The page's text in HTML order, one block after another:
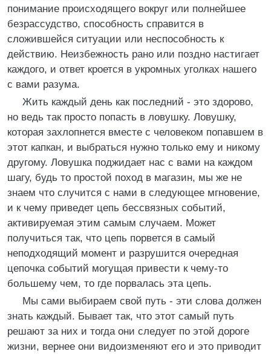
понимание происходящего вокруг или полнейшее
безрассудство, способность справится в
сложившейся ситуации или неспособность к
действию. Неизбежность рано или поздно настигает
каждого, и ответ кроется в укромных уголках нашего
с вами разума.
Жить каждый день как последний - это здорово,
но ведь так просто попасть в ловушку. Ловушку,
которая захлопнется вместе с человеком попавшем в
этот капкан, и выбраться нужно только ему и никому
другому. Ловушка поджидает нас с вами на каждом
шагу, будь то простой поход в магазин, мы же не
знаем что случится с нами в следующее мгновение,
и к чему приведет цепь бессвязных событий,
активируемая этим самым случаем. Может
получиться так, что цепь порвется в самый
неподходящий момент и разрушится очередная
цепочка событий могущая привести к чему-то
большему чем, то где порвалась эта цепь.
Мы сами выбираем свой путь - эти слова должен
знать каждый. Бывает так, что этот самый путь
решают за них и тогда они следует по этой дороге
жизни, вернее они видоизменяют его и это приводит